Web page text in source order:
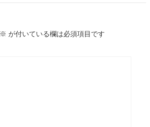
※ が付いている欄は必須項目です